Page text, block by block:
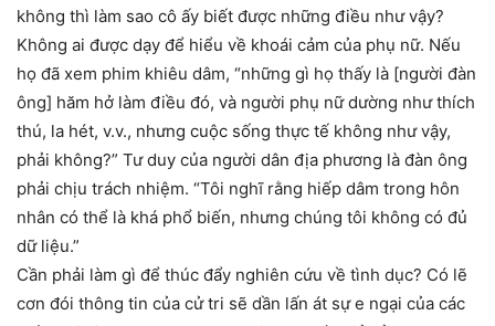
không thì làm sao cô ấy biết được những điều như vậy?
Không ai được dạy để hiểu về khoái cảm của phụ nữ. Nếu
họ đã xem phim khiêu dâm, “những gì họ thấy là [người đàn
ông] hăm hở làm điều đó, và người phụ nữ dường như thích
thú, la hét, v.v., nhưng cuộc sống thực tế không như vậy,
phải không?” Tư duy của người dân địa phương là đàn ông
phải chịu trách nhiệm. “Tôi nghĩ rằng hiếp dâm trong hôn
nhân có thể là khá phổ biến, nhưng chúng tôi không có đủ
dữ liệu.”
Cần phải làm gì để thúc đẩy nghiên cứu về tình dục? Có lẽ
cơn đói thông tin của cử tri sẽ dần lấn át sự e ngại của các